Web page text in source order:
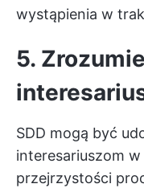
wystąpienia w
5.
SDD mogą być
interesariuszom
przejrzystości